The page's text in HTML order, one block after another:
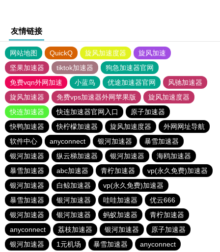
友情链接
网站地图 QuickQ 旋风加速度器
旋风加速
坚果加速器
tiktok加速器
狗急加速器官网
免费vqn外网加速
小蓝鸟 优途加速器官网
风驰加速器
旋风加速器
免费vps加速器外网苹果版
旋风加速度器
快连加速器
快连加速器官网入口
原子加速器
快鸭加速器
快柠檬加速器 旋风加速度器
外网网址导航
软件中心
anyconnect 银河加速器
暴雪加速器
银河加速器
纵云梯加速器 银河加速器
海鸥加速器
暴雪加速器
abc加速器 青柠加速器
vp(永久免费)加速器
银河加速器
白鲸加速器
vp(永久免费)加速器
暴雪加速器
银河加速器 哇哇加速器
优云666
银河加速器
银河加速器 蚂蚁加速器
青柠加速器
anyconnect
荔枝加速器 银河加速器
原子加速器
银河加速器
1元机场 暴雪加速器 anyconnect